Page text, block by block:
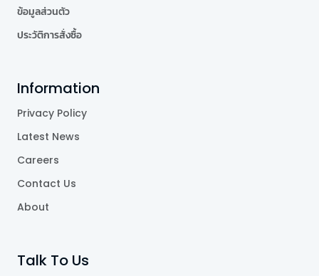
ข้อมูลส่วนตัว
ประวัติการสั่งซื้อ
Information
Privacy Policy
Latest News
Careers
Contact Us
About
Talk To Us